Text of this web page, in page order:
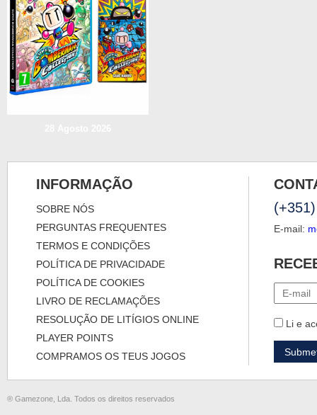
INFORMAÇÃO
SOBRE NÓS
PERGUNTAS FREQUENTES
TERMOS E CONDIÇÕES
POLÍTICA DE PRIVACIDADE
POLÍTICA DE COOKIES
LIVRO DE RECLAMAÇÕES
RESOLUÇÃO DE LITÍGIOS ONLINE
PLAYER POINTS
COMPRAMOS OS TEUS JOGOS
E-mail:
Li e
® Gamezone, Lda. Todos os direitos reservados